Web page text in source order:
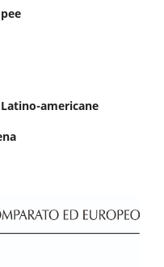
americane